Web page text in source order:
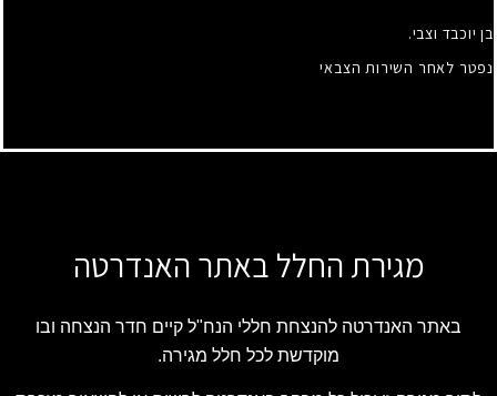
בן יוכבד וצבי.
נפטר לאחר השירות הצבאי
מגירת החלל באתר האנדרטה
באתר האנדרטה להנצחת חללי הנח"ל קיים חדר הנצחה ובו
מוקדשת לכל חלל מגירה.